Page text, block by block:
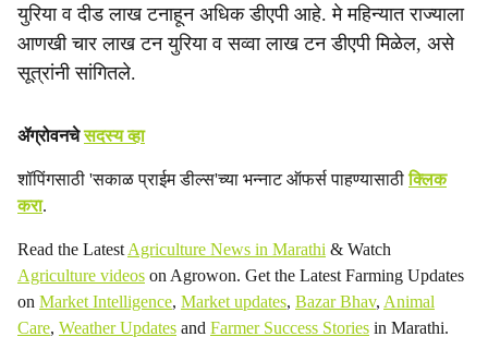
युरिया व दीड लाख टनाहून अधिक डीएपी आहे. मे महिन्यात राज्याला
आणखी चार लाख टन युरिया व सव्वा लाख टन डीएपी मिळेल, असे
सूत्रांनी सांगितले.
ॲग्रोवनचेसदस्य व्हा
शॉपिंगसाठी 'सकाळ प्राईम डील्स'च्या भन्नाट ऑफर्स पाहण्यासाठीक्लिक
करा.
Read the Latest Agriculture News in Marathi & Watch
Agriculture videos on Agrowon. Get the Latest Farming Updates
on Market Intelligence, Market updates, Bazar Bhav, Animal
Care, Weather Updates and Farmer Success Stories in Marathi.